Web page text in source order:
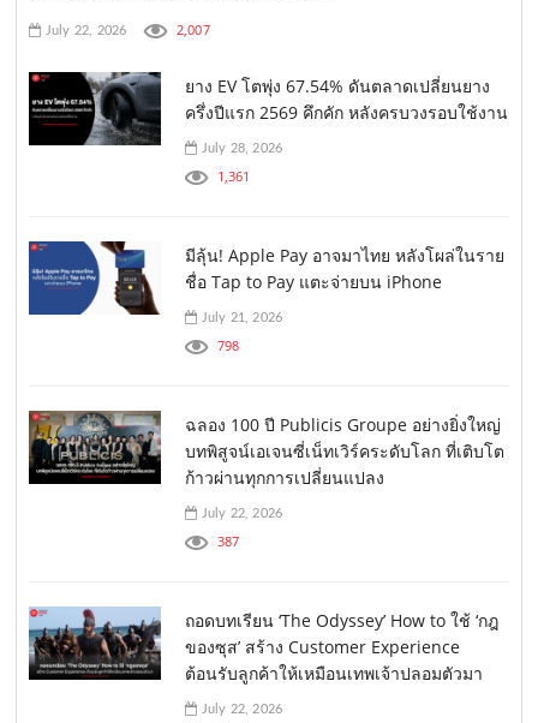
July 22, 2026 2,007
ยาง EV โตพุ่ง 67.54% ดันตลาดเปลี่ยนยาง
ครึ่งปีแรก 2569 คึกคัก หลังครบวงรอบใช้งาน
July 28, 2026
1,361
มีลุ้น! Apple Pay อาจมาไทย หลังโผล่ในราย
ชื่อ Tap to Pay แตะจ่ายบน iPhone
July 21, 2026
798
ฉลอง 100 ปี Publicis Groupe อย่างยิ่งใหญ่
บทพิสูจน์เอเจนซี่เน็ทเวิร์คระดับโลก ที่เติบโต
ก้าวผ่านทุกการเปลี่ยนแปลง
July 22, 2026
387
ถอดบทเรียน ‘The Odyssey’ How to ใช้ ‘กฎ
ของซุส’ สร้าง Customer Experience
ต้อนรับลูกค้าให้เหมือนเทพเจ้าปลอมตัวมา
July 22, 2026